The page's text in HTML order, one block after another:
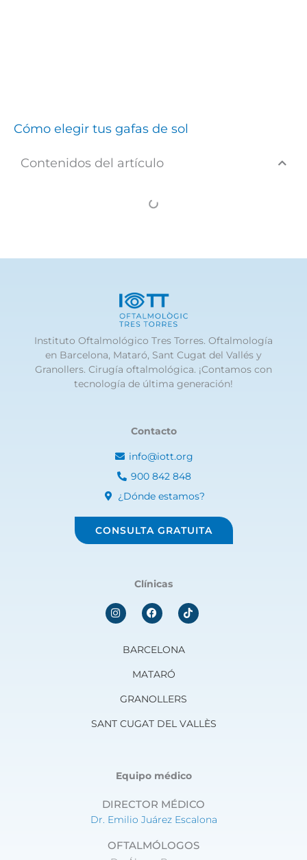
Cómo elegir tus gafas de sol
Contenidos del artículo
Instituto Oftalmológico Tres Torres. Oftalmología
en Barcelona, Mataró, Sant Cugat del Vallés y
Granollers. Cirugía oftalmológica. ¡Contamos con
tecnología de última generación!
Contacto
info@iott.org
900 842 848
¿Dónde estamos?
CONSULTA GRATUITA
Clínicas
I
n
s
F
a
c
b
o
k
BARCELONA
MATARÓ
GRANOLLERS
SANT CUGAT DEL VALLÈS
Equipo médico
DIRECTOR MÉDICO
Dr. Emilio Juárez Escalona
OFTALMÓLOGOS